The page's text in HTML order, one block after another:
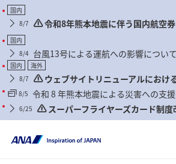
国内
8/7
令和8年熊本地震に伴う国内航空
について
国内
8/4 台風13号による運航への影響について
国内
海外
8/7
ウェブサイトリニューアルにおけ
ついて
8/5 令和 8 年熊本地震による災害への支
て 6/25
スーパーフライヤーズカード制
直しに関するご案内